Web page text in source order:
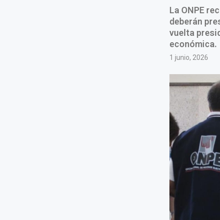
La ONPE
deberán
vuelta
económica.
1 junio, 2026